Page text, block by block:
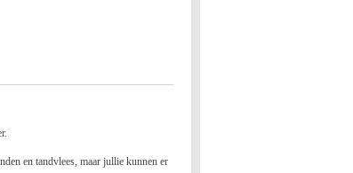
en tandvlees, maar jullie kunnen er